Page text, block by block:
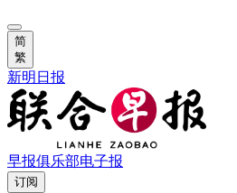
简
繁
新明日报
早报俱乐部电子报
订阅